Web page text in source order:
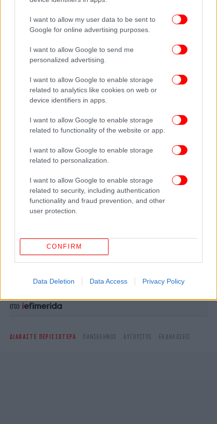
I want to allow my user data to be sent to
Google for online advertising purposes.
I want to allow Google to send me
personalized advertising.
I want to allow Google to enable storage
related to analytics like cookies on web or
device identifiers in apps.
I want to allow Google to enable storage
related to functionality of the website or app.
I want to allow Google to enable storage
related to personalization.
I want to allow Google to enable storage
related to security, including authentication
functionality and fraud prevention, and other
user protection.
CONFIRM
Data Deletion Data Access Privacy Policy
Στη Θεσσαλονίκη πέρσι τη βραδιά της
αυγουστιάτικης πανσελήνου η προσέλευση έφτασε
Φέτος, θα δοθεί βήμα στους μουσικούς του δρόμου
και η συναυλία θα γίνει στον κεντρικό αύλειο χώρο
του Αρχαιολογικού Μουσείου Θεσσαλονίκης, με
Το πρόγραμμα εκδηλώσεων για την πανσέληνο σε
όλη την Ελλάδα ΕΔΩ.
Ακολουθήστε το στο Google Newsκαι μάθετε
στο
ΔΙΑΒΑΣΤΕ ΠΕΡΙΣΣΟΤΕΡΑ ΠΑΝΣΈΛΗΝΟΣ ΑΎΓΟΥΣΤΟΣ ΕΚΔΗΛΏΣΕΙΣ